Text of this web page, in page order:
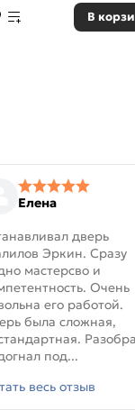
В
Елена
дверь
Эркин. Сразу
мастерсво и
Очень
его работой.
была сложная,
под...
весь отзыв